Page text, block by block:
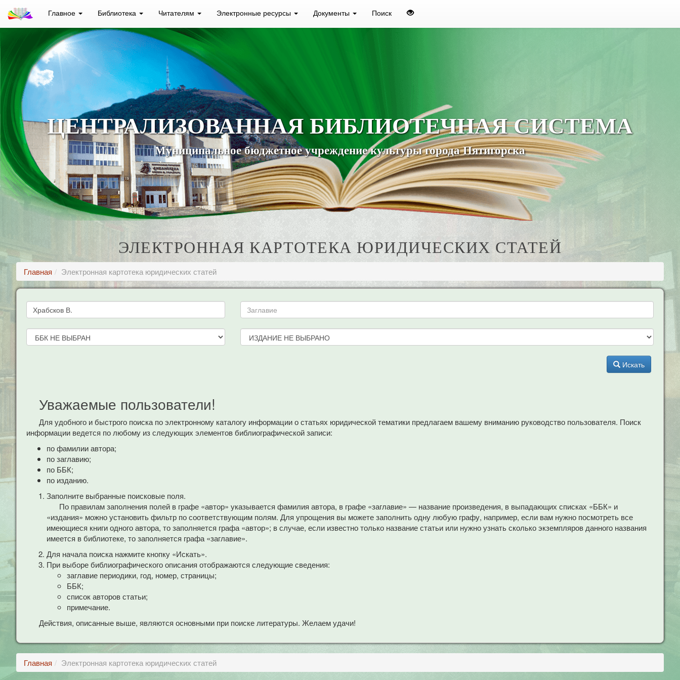
Главное Библиотека Читателям Электронные ресурсы Документы Поиск
ЦЕНТРАЛИЗОВАННАЯ БИБЛИОТЕЧНАЯ СИСТЕМА
Муниципальное бюджетное учреждение культуры города Пятигорска
ЭЛЕКТРОННАЯ КАРТОТЕКА ЮРИДИЧЕСКИХ СТАТЕЙ
Главная Электронная картотека юридических статей
Искать
Уважаемые пользователи!
Для удобного и быстрого поиска по электронному каталогу информации о статьях юридической тематики предлагаем вашему вниманию руководство пользователя. Поиск
информации ведется по любому из следующих элементов библиографической записи:
по фамилии автора;
по заглавию;
по ББК;
по изданию.
Заполните выбранные поисковые поля.
По правилам заполнения полей в графе «автор» указывается фамилия автора, в графе «заглавие» — название произведения, в выпадающих списках «ББК» и
«издания» можно установить фильтр по соответствующим полям. Для упрощения вы можете заполнить одну любую графу, например, если вам нужно посмотреть все
имеющиеся книги одного автора, то заполняется графа «автор»; в случае, если известно только название статьи или нужно узнать сколько экземпляров данного названия
имеется в библиотеке, то заполняется графа «заглавие».
Для начала поиска нажмите кнопку «Искать».
При выборе библиографического описания отображаются следующие сведения:
заглавие периодики, год, номер, страницы;
ББК;
список авторов статьи;
примечание.
Действия, описанные выше, являются основными при поиске литературы. Желаем удачи!
Главная Электронная картотека юридических статей